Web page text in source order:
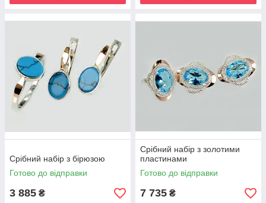
Срібний набір з бірюзою
Готово до відправки
3 885 ₴
Срібний набір з золотими
пластинами
Готово до відправки
7 735 ₴